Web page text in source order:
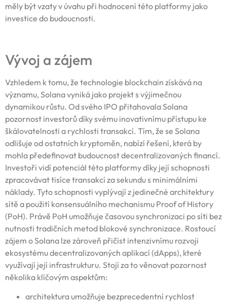
měly být vzaty v úvahu při hodnocení této platformy jako
investice do budoucnosti.
Vývoj a zájem
Vzhledem k tomu, že technologie blockchain získává na
významu, Solana vyniká jako projekt s výjimečnou
dynamikou růstu. Od svého IPO přitahovala Solana
pozornost investorů díky svému inovativnímu přístupu ke
škálovatelnosti a rychlosti transakcí. Tím, že se Solana
odlišuje od ostatních kryptoměn, nabízí řešení, která by
mohla předefinovat budoucnost decentralizovaných financí.
Investoři vidí potenciál této platformy díky její schopnosti
zpracovávat tisíce transakcí za sekundu s minimálními
náklady. Tyto schopnosti vyplývají z jedinečné architektury
sítě a použití konsensuálního mechanismu Proof of History
(PoH). Právě PoH umožňuje časovou synchronizaci po síti bez
nutnosti tradičních metod blokové synchronizace. Rostoucí
zájem o Solana lze zároveň přičíst intenzivnímu rozvoji
ekosystému decentralizovaných aplikací (dApps), které
využívají její infrastrukturu. Stojí za to věnovat pozornost
několika klíčovým aspektům:
architektura umožňuje bezprecedentní rychlost